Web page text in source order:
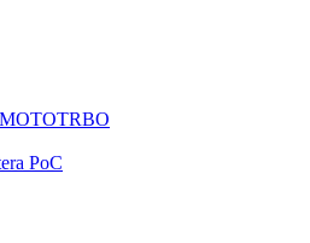
PoC